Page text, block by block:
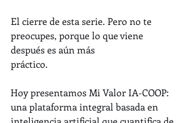
El cierre de esta serie. Pero no te
preocupes, porque lo que viene
después es aún más
práctico.
Hoy presentamos Mi Valor IA-COOP:
una plataforma integral basada en